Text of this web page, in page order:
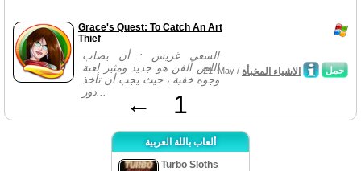
Grace's Quest: To Catch An Art
Thief
السعي غريس : أن يصاب
اللص الفن هو جديد ومثير لعبة
وجوه خفية ، حيث يجب أن تأخذ
دور...
حمل 21, May / الاشياء المخبأة
← 1
ألعاب باللة العربية
Turbo Sloths